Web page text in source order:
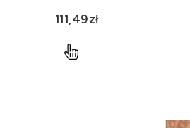
111,49zł